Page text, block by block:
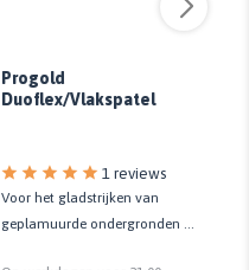
Progold
Duoflex/Vlakspatel
1 reviews
Voor het gladstrijken van
geplamuurde ondergronden |